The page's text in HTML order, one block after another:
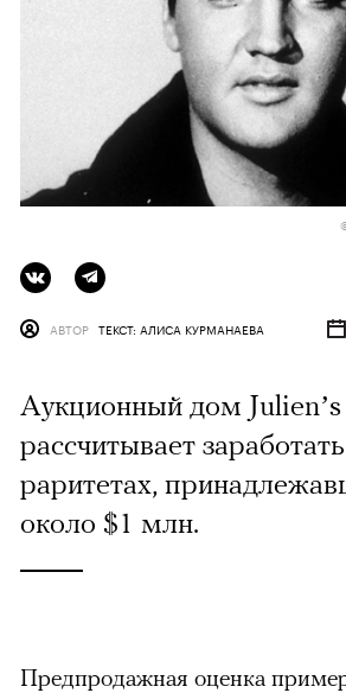
АВТОР ТЕКСТ: АЛИСА КУРМАНАЕВА
Аукционный дом
рассчитывает
раритетах,
около $1 млн.
Предпродажная оценка